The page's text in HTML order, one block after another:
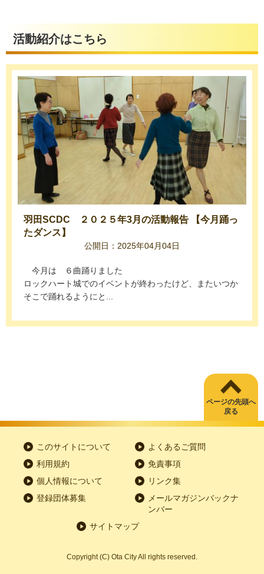
活動紹介はこちら
羽田SCDC ２０２５年3月の活動報告 【今月踊っ
たダンス】
公開日：2025年04月04日
今月は ６曲踊りました
ロックハート城でのイベントが終わったけど、またいつか
そこで踊れるようにと...
ページの先頭へ
戻る
このサイトについて
よくあるご質問
利用規約
免責事項
個人情報について
リンク集
登録団体募集
メールマガジンバックナ
ンバー
サイトマップ
Copyright(C) Ota City All rights reserved.